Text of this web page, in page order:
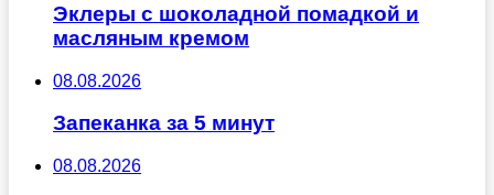
Эклеры с шоколадной помадкой и
масляным кремом
08.08.2026
Запеканка за 5 минут
08.08.2026